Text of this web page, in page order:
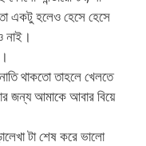
একটু হলেও হেসে হেসে
নাই।
থাকতো তাহলে খেলতে
জন্য আমাকে আবার বিয়ে
টা শেষ করে ভালো